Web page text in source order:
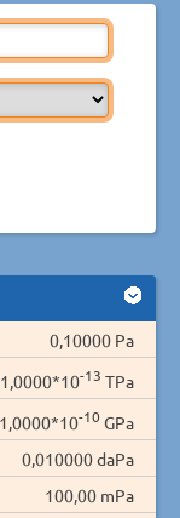
0,10000 Pa
1,0000*10-13 TPa
1,0000*10-10 GPa
0,010000 daPa
100,00 mPa